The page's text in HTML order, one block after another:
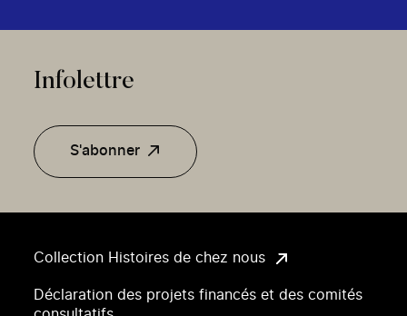
Collection Histoires de chez nous
Déclaration des projets financés et des comités
Infolettre
S'abonner